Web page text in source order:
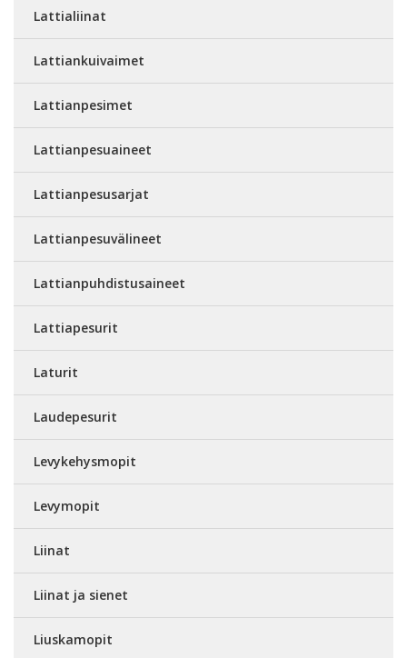
Lattialiinat
Lattiankuivaimet
Lattianpesimet
Lattianpesuaineet
Lattianpesusarjat
Lattianpesuvälineet
Lattianpuhdistusaineet
Lattiapesurit
Laturit
Laudepesurit
Levykehysmopit
Levymopit
Liinat
Liinat ja sienet
Liuskamopit